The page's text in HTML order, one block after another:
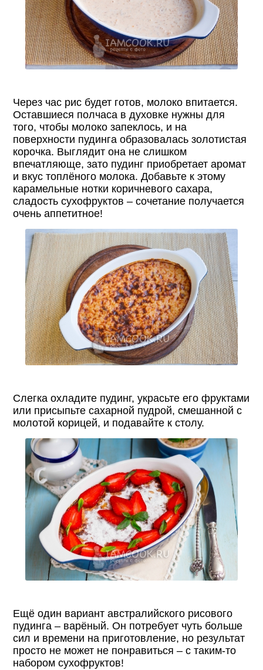
Через час рис будет готов, молоко впитается.
Оставшиеся полчаса в духовке нужны для
того, чтобы молоко запеклось, и на
поверхности пудинга образовалась золотистая
корочка. Выглядит она не слишком
впечатляюще, зато пудинг приобретает аромат
и вкус топлёного молока. Добавьте к этому
карамельные нотки коричневого сахара,
сладость сухофруктов – сочетание получается
очень аппетитное!
Слегка охладите пудинг, украсьте его фруктами
или присыпьте сахарной пудрой, смешанной с
молотой корицей, и подавайте к столу.
Ещё один вариант австралийского рисового
пудинга – варёный. Он потребует чуть больше
сил и времени на приготовление, но результат
просто не может не понравиться – с таким-то
набором сухофруктов!